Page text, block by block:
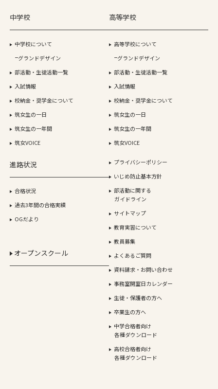
中学校
中学校について
グランドデザイン
部活動・生徒活動一覧
入試情報
校納金・奨学金について
筑女生の一日
筑女生の一年間
筑女VOICE
高等学校
高等学校について
グランドデザイン
部活動・生徒活動一覧
入試情報
校納金・奨学金について
筑女生の一日
筑女生の一年間
筑女VOICE
進路状況
合格状況
過去3年間の合格実績
OGだより
オープンスクール
プライバシーポリシー
いじめ防止基本方針
部活動に関する
ガイドライン
サイトマップ
教育実習について
教員募集
よくあるご質問
資料請求・お問い合わせ
事務室開室日カレンダー
生徒・保護者の方へ
卒業生の方へ
中学合格者向け
各種ダウンロード
高校合格者向け
各種ダウンロード